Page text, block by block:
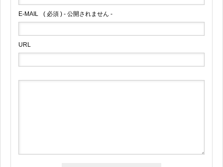
E-MAIL ( 必須 ) - 公開されません -
URL